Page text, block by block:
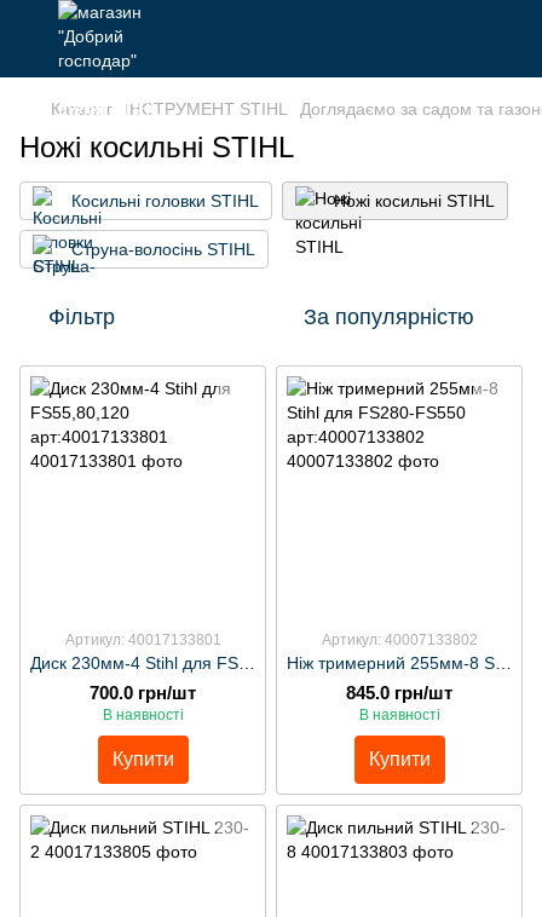
Каталог ІНСТРУМЕНТ STIHL Доглядаємо за садом та
Ножі косильні STIHL
Косильні головки STIHL Ножі косильні STIHL
Струна-волосінь STIHL
Фільтр За популярністю
Артикул: 40017133801
700.0 грн/шт
В наявності
Купити
Артикул: 40007133802
845.0 грн/шт
В наявності
Купити